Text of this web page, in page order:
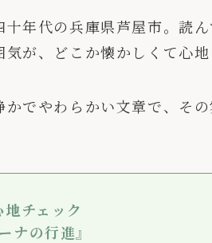
十年代の兵庫県芦屋市。読
気が、どこか懐かしくて心地
かでやわらかい文章で、そ
チェック
ナの行進』